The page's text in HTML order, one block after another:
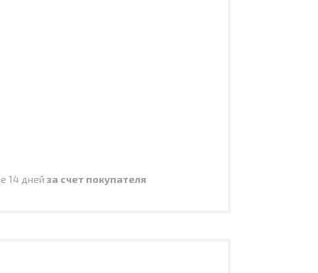
14 дней за счет покупателя